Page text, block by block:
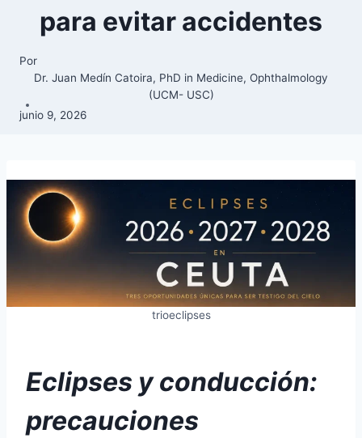
para evitar accidentes
Por
Dr. Juan Medín Catoira, PhD in Medicine, Ophthalmology
(UCM- USC)
junio 9, 2026
trioeclipses
Eclipses y conducción:
precauciones